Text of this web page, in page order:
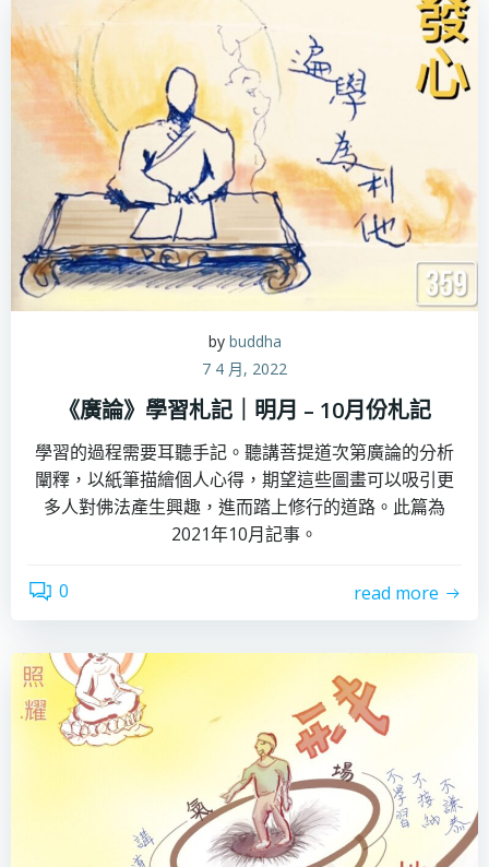
by buddha
7 4 月, 2022
《廣論》學習札記｜明月 – 10月份札記
學習的過程需要耳聽手記。聽講菩提道次第廣論的分析
闡釋，以紙筆描繪個人心得，期望這些圖畫可以吸引更
多人對佛法產生興趣，進而踏上修行的道路。此篇為
2021年10月記事。
0 read more